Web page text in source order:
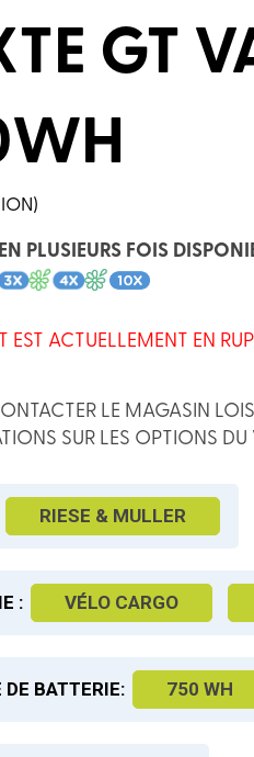
GT
PLUSIEURS FOIS
EST ACTUELLEMENT EN
LE MAGASIN
SUR LES OPTIONS DU
RIESE & MULLER
: VÉLO CARGO
DE BATTERIE: 750 WH